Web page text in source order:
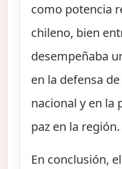
como potencia
chileno, bien
desempeñaba
en la defensa
nacional y en la
paz en la región.
En conclusión,